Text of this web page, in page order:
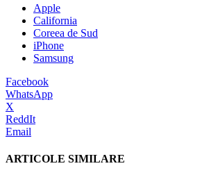
Apple
California
Coreea de Sud
iPhone
Samsung
Facebook
WhatsApp
X
ReddIt
Email
ARTICOLE SIMILARE